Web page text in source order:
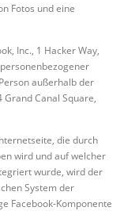
Fotos und eine
Inc., 1 Hacker Way,
außerhalb der
Grand Canal Square,
die durch
wird und auf welcher
wurde, wird der
System der
Facebook-Komponente